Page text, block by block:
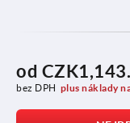
od
bez DPH plus náklady